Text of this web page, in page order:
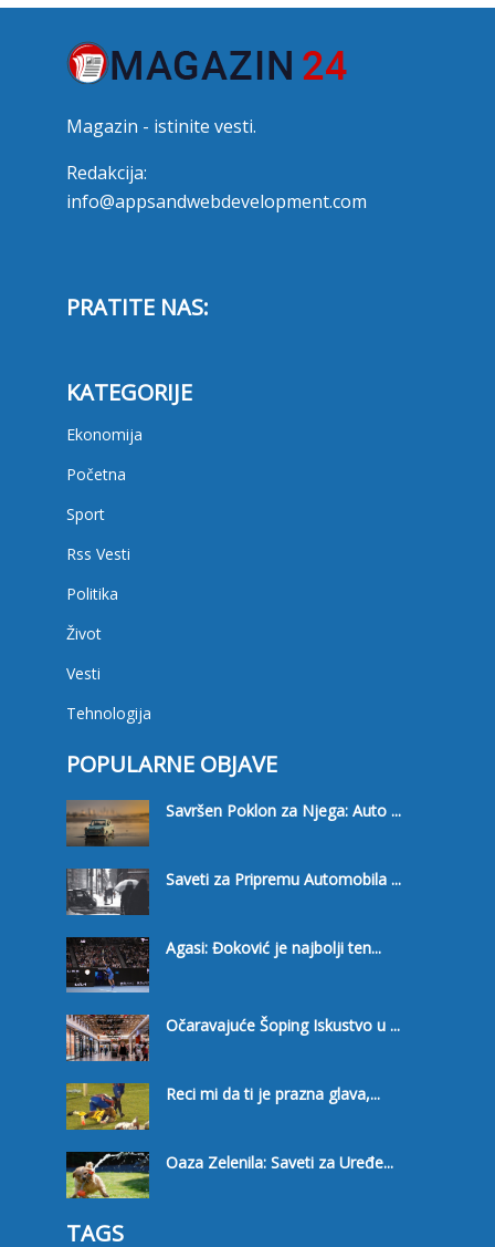
Magazin - istinite vesti.
Redakcija:
info@appsandwebdevelopment.com
PRATITE NAS:
KATEGORIJE
Ekonomija
Početna
Sport
Rss Vesti
Politika
Život
Vesti
Tehnologija
POPULARNE OBJAVE
Savršen Poklon za Njega: Auto ...
Saveti za Pripremu Automobila ...
Agasi: Đoković je najbolji ten...
Očaravajuće Šoping Iskustvo u ...
Reci mi da ti je prazna glava,...
Oaza Zelenila: Saveti za Uređe...
TAGS